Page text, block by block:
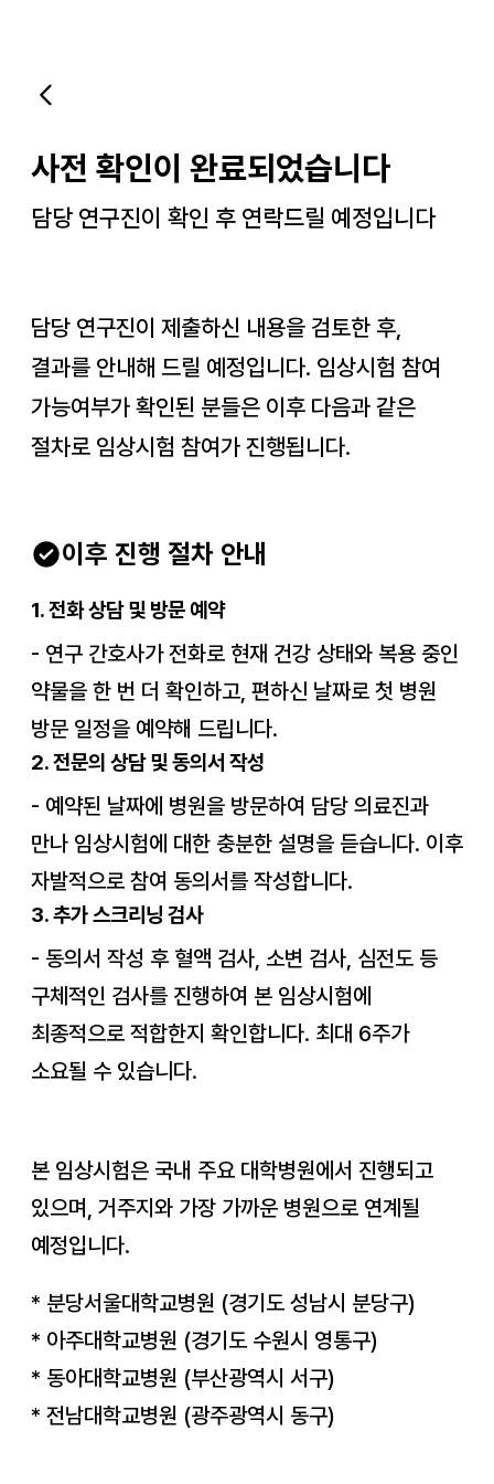
사전 확인이 완료되었습니다
담당 연구진이 확인 후 연락드릴 예정입니다
담당 연구진이 제출하신 내용을 검토한 후,
결과를 안내해 드릴 예정입니다. 임상시험 참여
가능여부가 확인된 분들은 이후 다음과 같은
절차로 임상시험 참여가 진행됩니다.
이후 진행 절차 안내
1. 전화 상담 및 방문 예약
- 연구 간호사가 전화로 현재 건강 상태와 복용 중인
약물을 한 번 더 확인하고, 편하신 날짜로 첫 병원
방문 일정을 예약해 드립니다.
2. 전문의 상담 및 동의서 작성
- 예약된 날짜에 병원을 방문하여 담당 의료진과
만나 임상시험에 대한 충분한 설명을 듣습니다. 이후
자발적으로 참여 동의서를 작성합니다.
3. 추가 스크리닝 검사
- 동의서 작성 후 혈액 검사, 소변 검사, 심전도 등
구체적인 검사를 진행하여 본 임상시험에
최종적으로 적합한지 확인합니다. 최대 6주가
소요될 수 있습니다.
본 임상시험은 국내 주요 대학병원에서 진행되고
있으며, 거주지와 가장 가까운 병원으로 연계될
예정입니다.
* 분당서울대학교병원 (경기도 성남시 분당구)
* 아주대학교병원 (경기도 수원시 영통구)
* 동아대학교병원 (부산광역시 서구)
* 전남대학교병원 (광주광역시 동구)